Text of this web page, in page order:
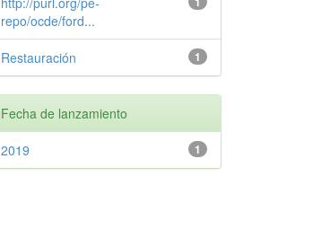
repo/ocde/ford...
1
Restauración
Fecha de lanzamiento
1
2019